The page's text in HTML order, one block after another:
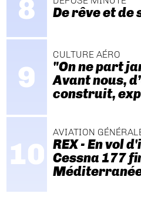
De rêve et de
CULTURE AÉRO
"On ne part
Avant nous,
construit,
AVIATION
REX - En vol
Cessna 177